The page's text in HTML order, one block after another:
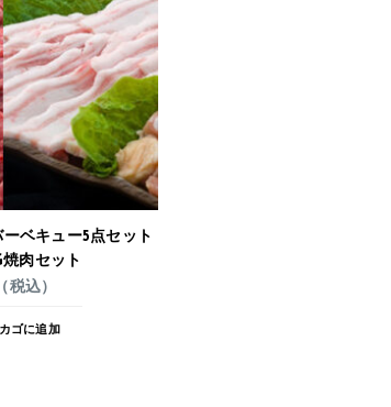
ベキュー5点セット
肉セット
（税込）
ゴに追加